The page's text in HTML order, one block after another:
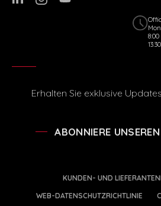
8:00
Erhalten Sie exklusive
ABONNIERE
KUNDEN- UND
WEB-DATENSCHUTZRICHTLINIE